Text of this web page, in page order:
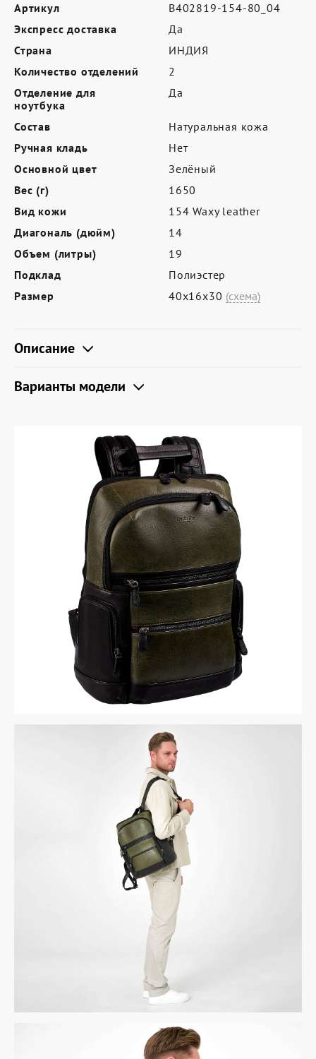
Сертификат Dr.Koffer
Где купить
Партнерам
Контакты
Программа лояльности
Политика обработки персональных
данных
Артикул
B402819-154-80_04
Экспресс доставка
Да
Страна
ИНДИЯ
Количество отделений
2
Отделение для
ноутбука
Да
Состав
Натуральная кожа
Ручная кладь
Нет
Основной цвет
Зелёный
Вес (г)
1650
Вид кожи
154 Waxy leather
Диагональ (дюйм)
14
Объем (литры)
19
Подклад
Полиэстер
Размер
40х16х30 (схема)
Описание
Варианты модели